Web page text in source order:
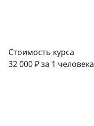
Стоимость курса
32 000 ₽ за 1 человека